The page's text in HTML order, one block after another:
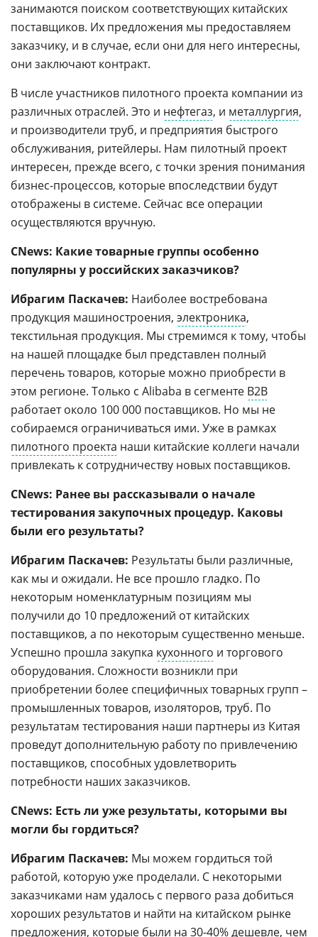
занимаются поиском соответствующих китайских
поставщиков. Их предложения мы предоставляем
заказчику, и в случае, если они для него интересны,
они заключают контракт.
В числе участников пилотного проекта компании из
различных отраслей. Это и нефтегаз, и металлургия,
и производители труб, и предприятия быстрого
обслуживания, ритейлеры. Нам пилотный проект
интересен, прежде всего, с точки зрения понимания
бизнес-процессов, которые впоследствии будут
отображены в системе. Сейчас все операции
осуществляются вручную.
CNews: Какие товарные группы особенно
популярны у российских заказчиков?
Ибрагим Паскачев: Наиболее востребована
продукция машиностроения, электроника,
текстильная продукция. Мы стремимся к тому, чтобы
на нашей площадке был представлен полный
перечень товаров, которые можно приобрести в
этом регионе. Только с Alibaba в сегменте В2В
работает около 100 000 поставщиков. Но мы не
собираемся ограничиваться ими. Уже в рамках
пилотного проекта наши китайские коллеги начали
привлекать к сотрудничеству новых поставщиков.
CNews: Ранее вы рассказывали о начале
тестирования закупочных процедур. Каковы
были его результаты?
Ибрагим Паскачев: Результаты были различные,
как мы и ожидали. Не все прошло гладко. По
некоторым номенклатурным позициям мы
получили до 10 предложений от китайских
поставщиков, а по некоторым существенно меньше.
Успешно прошла закупка кухонного и торгового
оборудования. Сложности возникли при
приобретении более специфичных товарных групп –
промышленных товаров, изоляторов, труб. По
результатам тестирования наши партнеры из Китая
проведут дополнительную работу по привлечению
поставщиков, способных удовлетворить
потребности наших заказчиков.
CNews: Есть ли уже результаты, которыми вы
могли бы гордиться?
Ибрагим Паскачев: Мы можем гордиться той
работой, которую уже проделали. С некоторыми
заказчиками нам удалось с первого раза добиться
хороших результатов и найти на китайском рынке
предложения, которые были на 30-40% дешевле, чем